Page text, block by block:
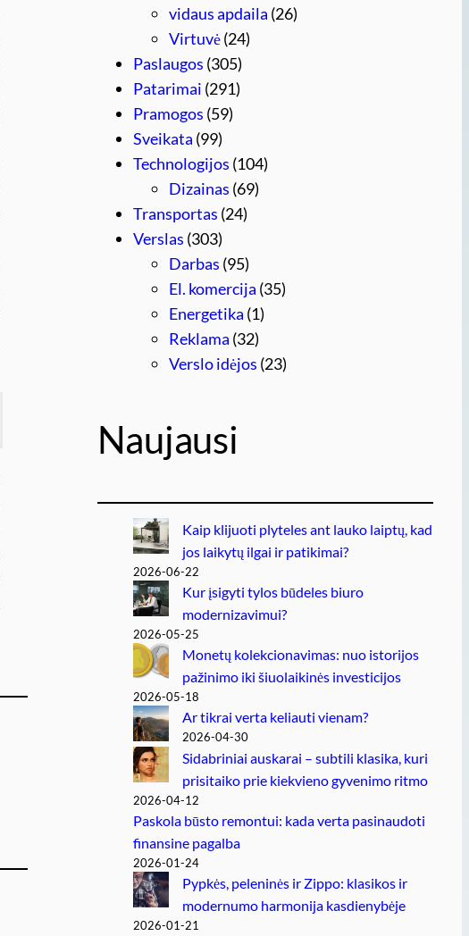
vidaus apdaila (26)
Virtuvė(24)
Paslaugos (305)
Patarimai (291)
Pramogos (59)
Sveikata (99)
Technologijos (104)
Dizainas (69)
Transportas (24)
Verslas (303)
Darbas (95)
El. komercija (35)
Energetika (1)
Reklama (32)
Verslo idėjos (23)
Naujausi
Kaip klijuoti plyteles ant lauko laiptų, kad
jos laikytų ilgai ir patikimai?
2026-06-22
Kur įsigyti tylos būdeles biuro
modernizavimui?
2026-05-25
Monetų kolekcionavimas: nuo istorijos
pažinimo iki šiuolaikinės investicijos
2026-05-18
Ar tikrai verta keliauti vienam?
2026-04-30
Sidabriniai auskarai – subtili klasika, kuri
prisitaiko prie kiekvieno gyvenimo ritmo
2026-04-12
Paskola būsto remontui: kada verta pasinaudoti
finansine pagalba
2026-01-24
Pypkės, peleninės ir Zippo: klasikos ir
modernumo harmonija kasdienybėje
2026-01-21